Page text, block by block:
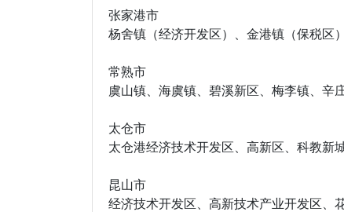
张家港市
杨舍镇（经济开发区）、金港镇（保税区
常熟市
虞山镇、海虞镇、碧溪新区、梅李镇、辛
太仓市
太仓港经济技术开发区、高新区、科教新
昆山市
经济技术开发区、高新技术产业开发区、